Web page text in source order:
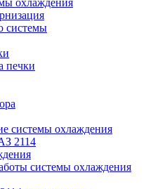
системы
печки
системы охлаждения
2114
системы охлаждения